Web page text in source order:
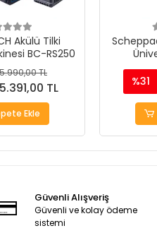
Akülü Tilki
BC-RS250
5.990,00 TL
5.391,00 TL
Ekle
%31
Güvenli Alışveriş
Güvenli ve kolay ödeme
sistemi